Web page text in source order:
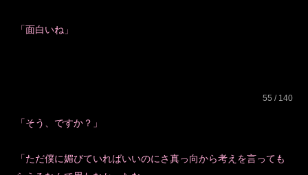
「面白いね」
55 / 140
「そう、ですか？」
「ただ僕に媚びていればいいのにさ真っ向から考えを言っても